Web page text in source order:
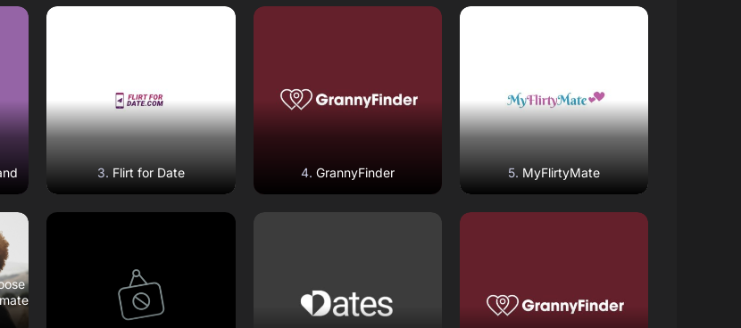
Flirt for Date GrannyFinder MyFlirtyMate
Open Website